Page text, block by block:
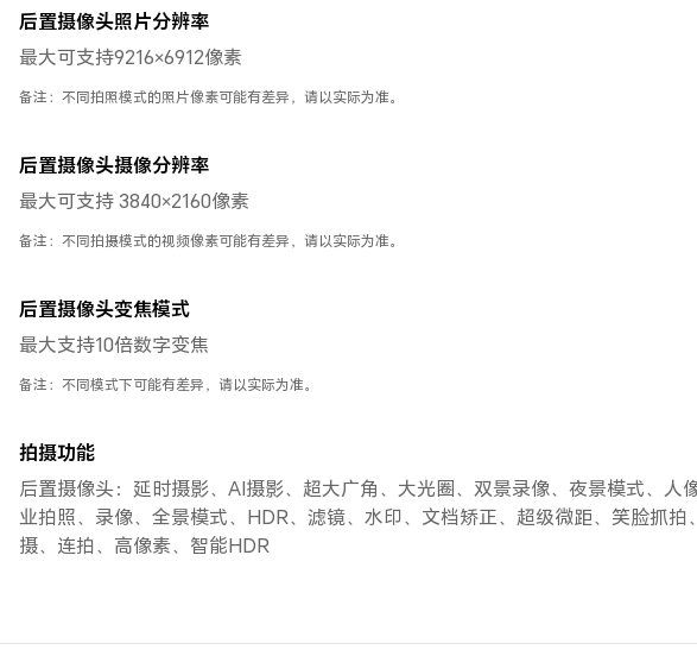
后置摄像头照片分辨率
最大可支持9216×6912像素
备注：不同拍照模式的照片像素可能有差异，请以实际为准。
后置摄像头摄像分辨率
最大可支持 3840×2160像素
备注：不同拍摄模式的视频像素可能有差异，请以实际为准。
后置摄像头变焦模式
最大支持10倍数字变焦
备注：不同模式下可能有差异，请以实际为准。
拍摄功能
后置摄像头：延时摄影、AI摄影、超大广角、大光圈、双景录像、夜景模式、人
业拍照、录像、全景模式、HDR、滤镜、水印、文档矫正、超级微距、笑脸抓拍
摄、连拍、高像素、智能HDR